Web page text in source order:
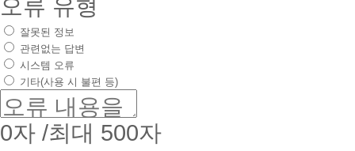
오류 유형
잘못된 정보
관련없는 답변
시스템 오류
기타(사용 시 불편 등)
0자 /최대 500자